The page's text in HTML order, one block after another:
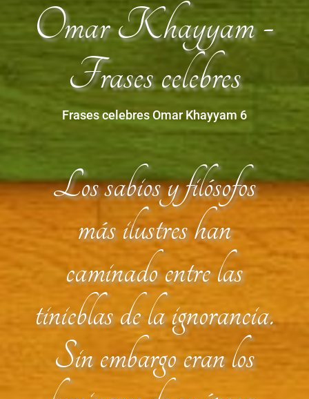
Omar Khayyam -
Frases celebres
Frases celebres Omar Khayyam 6
Los sabios y filósofos
más ilustres han
caminado entre las
tinieblas de la ignorancia.
Sin embargo eran los